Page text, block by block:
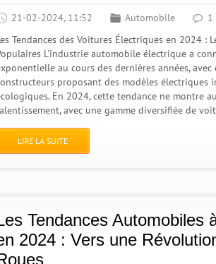
21-02-2024, 11:52 Automobile
1
Tendances des Voitures Électriques en 2024 :
L'industrie automobile électrique a
au cours des dernières années,
proposant des modèles électriques
En 2024, cette tendance ne montre
avec une gamme diversifiée de
LIRE LA SUITE
Tendances Automobiles
2024 : Vers une